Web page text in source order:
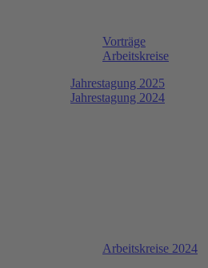
Vorträge
Arbeitskreise
Jahrestagung 2025
Jahrestagung 2024
Arbeitskreise 2024